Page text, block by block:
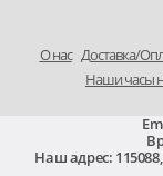
O нас Доставка/
Наши часы
Наш адрес: 115088,